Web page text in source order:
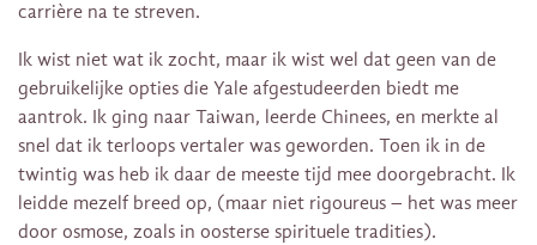
carrière na te streven.
Ik wist niet wat ik zocht, maar ik wist wel dat geen van de
gebruikelijke opties die Yale afgestudeerden biedt me
aantrok. Ik ging naar Taiwan, leerde Chinees, en merkte al
snel dat ik terloops vertaler was geworden. Toen ik in de
twintig was heb ik daar de meeste tijd mee doorgebracht. Ik
leidde mezelf breed op, (maar niet rigoureus – het was meer
door osmose, zoals in oosterse spirituele tradities).